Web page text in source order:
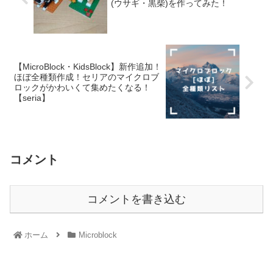
(ウサギ・黒柴)を作ってみた！
【MicroBlock・KidsBlock】新作追加！
ほぼ全種類作成！セリアのマイクロブ
ロックがかわいくて集めたくなる！
【seria】
コメント
コメントを書き込む
ホーム Microblock